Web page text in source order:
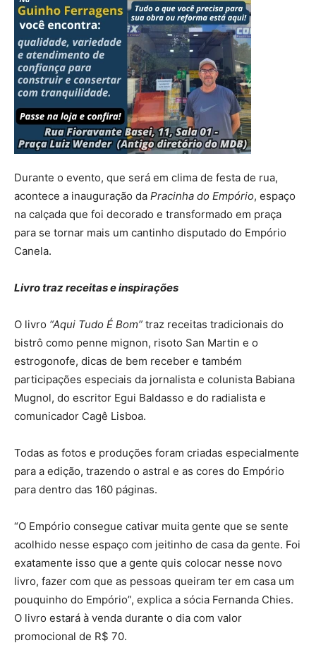
Durante o evento, que será em clima de festa de rua,
acontece a inauguração da Pracinha do Empório, espaço
na calçada que foi decorado e transformado em praça
para se tornar mais um cantinho disputado do Empório
Canela.
Livro traz receitas e inspirações
O livro “Aqui Tudo É Bom” traz receitas tradicionais do
bistrô como penne mignon, risoto San Martin e o
estrogonofe, dicas de bem receber e também
participações especiais da jornalista e colunista Babiana
Mugnol, do escritor Egui Baldasso e do radialista e
comunicador Cagê Lisboa.
Todas as fotos e produções foram criadas especialmente
para a edição, trazendo o astral e as cores do Empório
para dentro das 160 páginas.
“O Empório consegue cativar muita gente que se sente
acolhido nesse espaço com jeitinho de casa da gente. Foi
exatamente isso que a gente quis colocar nesse novo
livro, fazer com que as pessoas queiram ter em casa um
pouquinho do Empório”, explica a sócia Fernanda Chies.
O livro estará à venda durante o dia com valor
promocional de R$ 70.